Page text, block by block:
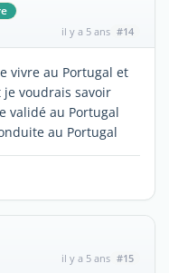
il y a 5 ans #14
vivre au Portugal et
je voudrais savoir
validé au Portugal
au Portugal
il y a 5 ans #15